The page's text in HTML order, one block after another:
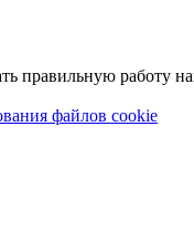
правильную работу
файлов cookie